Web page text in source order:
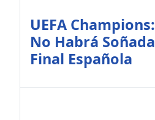
UEFA Champions:
No Habrá Soñada
Final Española